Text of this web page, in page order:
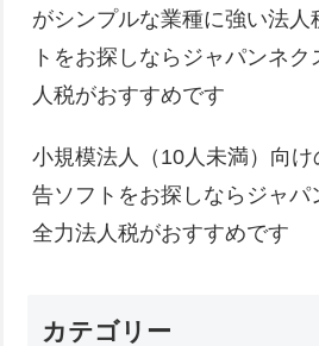
がシンプルな業種に強い法人
トをお探しならジャパンネ
人税がおすすめです
小規模法人（10人未満）向け
告ソフトをお探しならジャパ
全力法人税がおすすめです
カテゴリー